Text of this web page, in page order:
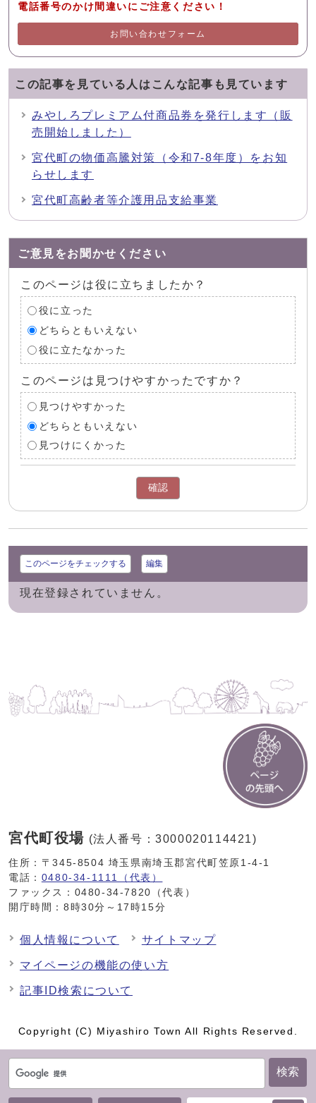
検索
電話番号のかけ間違いにご注意ください！
お問い合わせフォーム
この記事を見ている人はこんな記事も見ています
みやしろプレミアム付商品券を発行します（販
売開始しました）
宮代町の物価高騰対策（令和7-8年度）をお知
らせします
宮代町高齢者等介護用品支給事業
ご意見をお聞かせください
このページは役に立ちましたか？
役に立った
どちらともいえない
役に立たなかった
このページは見つけやすかったですか？
見つけやすかった
どちらともいえない
見つけにくかった
確認
このページをチェックする 編集
現在登録されていません。
宮代町役場 (法人番号：3000020114421)
住所：〒345-8504 埼玉県南埼玉郡宮代町笠原1-4-1
電話： 0480-34-1111（代表）
ファックス：0480-34-7820（代表）
開庁時間：8時30分～17時15分
個人情報について サイトマップ
マイページの機能の使い方
記事ID検索について
Copyright (C) Miyashiro Town All Rights Reserved.